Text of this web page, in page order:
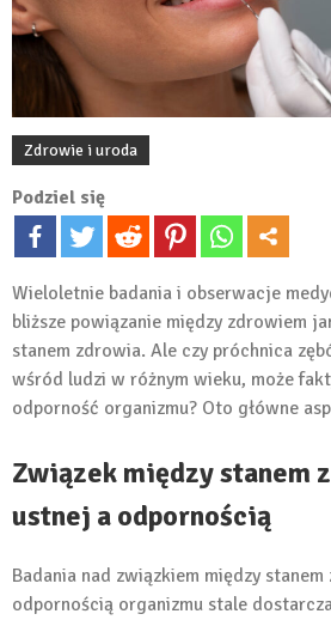
Zdrowie i uroda
Podziel się
Wieloletnie badania i obserwacje
bliższe powiązanie między zdrowiem
stanem zdrowia. Ale czy próchnica
wśród ludzi w różnym wieku, może
odporność organizmu? Oto główne
Związek między stanem
ustnej a odpornością
Badania nad związkiem między
odpornością organizmu stale